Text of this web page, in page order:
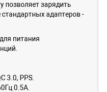
позволяет зарядить
адаптеров -
питания
3.0, PPS.
0.5А.